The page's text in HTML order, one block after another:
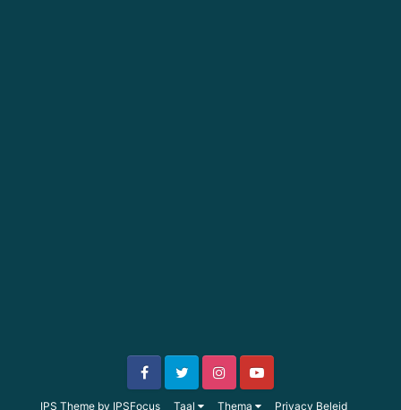
IPS Theme by IPSFocus Taal Thema Privacy Beleid